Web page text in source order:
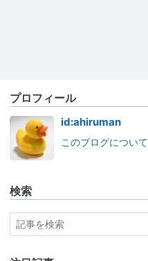
プロフィール
id:ahiruman
このブログについて
検索